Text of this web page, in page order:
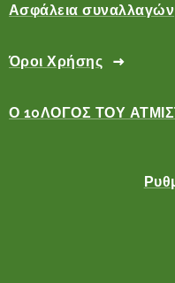
Ασφάλεια συναλλαγών
Όροι Χρήσης
Ο 10ΛΟΓΟΣ ΤΟΥ